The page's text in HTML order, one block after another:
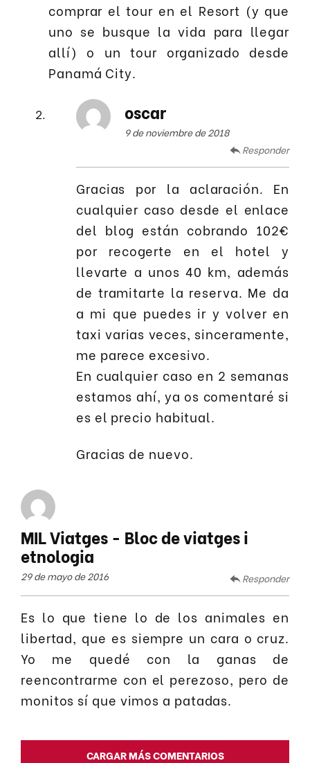
comprar el tour en el Resort (y que
uno se busque la vida para llegar
allí) o un tour organizado desde
Panamá City.
oscar
9 de noviembre de 2018
Responder
Gracias por la aclaración. En
cualquier caso desde el enlace
del blog están cobrando 102€
por recogerte en el hotel y
llevarte a unos 40 km, además
de tramitarte la reserva. Me da
a mi que puedes ir y volver en
taxi varias veces, sinceramente,
me parece excesivo.
En cualquier caso en 2 semanas
estamos ahí, ya os comentaré si
es el precio habitual.
Gracias de nuevo.
MIL Viatges - Bloc de viatges i
etnologia
29 de mayo de 2016 Responder
Es lo que tiene lo de los animales en
libertad, que es siempre un cara o cruz.
Yo me quedé con la ganas de
reencontrarme con el perezoso, pero de
monitos sí que vimos a patadas.
CARGAR MÁS COMENTARIOS